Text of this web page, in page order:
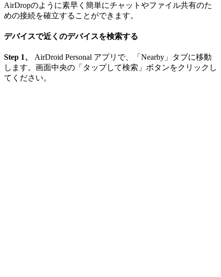
AirDropのように素早く簡単にチャットやファイル共有のた
めの接続を確立することができます。
デバイスで近くのデバイスを検索する
Step 1、 AirDroid Personal アプリで、「Nearby」タブに移動
します。画面中央の「タップして検索」ボタンをクリックし
てください。